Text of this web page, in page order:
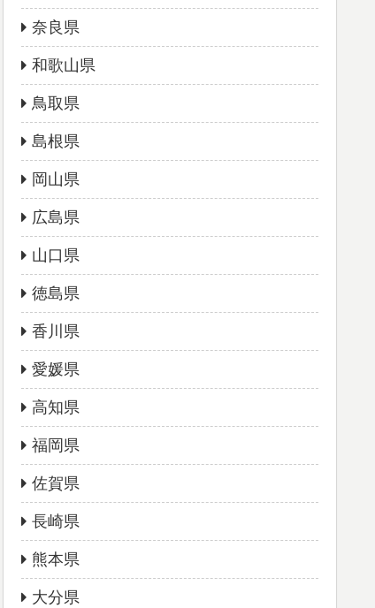
奈良県
和歌山県
鳥取県
島根県
岡山県
広島県
山口県
徳島県
香川県
愛媛県
高知県
福岡県
佐賀県
長崎県
熊本県
大分県